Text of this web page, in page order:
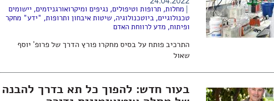
מחלות, תרופות וטיפולים, נגיפים ומיקרואורגניזמים, יישומים
טכנולוגיים,ביוטכנולוגיה,שיטות איבחון ותרופות, "ידע" מחקר
ופיתוח, מדע לרווחת האדם
התרכיב פותח על בסיס מחקרו פורץ הדרך של פרופ' יוסף
שאול
בעור חדש: להפוך כל תא בדרך להבנה